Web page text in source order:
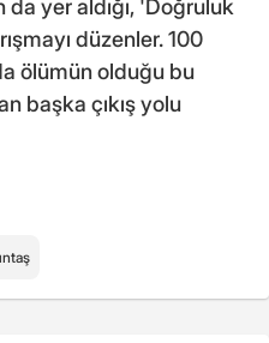
da yer aldığı, 'Doğruluk
düzenler. 100
ölümün olduğu bu
başka çıkış yolu